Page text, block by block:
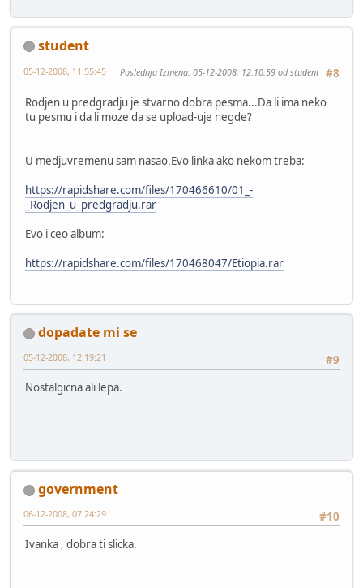
student
#8
05-12-2008, 11:55:45 Poslednja Izmena: 05-12-2008, 12:10:59 od student
Rodjen u predgradju je stvarno dobra pesma...Da li ima neko
tu pesmu i da li moze da se upload-uje negde?
U medjuvremenu sam nasao.Evo linka ako nekom treba:
https://rapidshare.com/files/170466610/01_-
_Rodjen_u_predgradju.rar
Evo i ceo album:
https://rapidshare.com/files/170468047/Etiopia.rar
dopadate mi se
#9
05-12-2008, 12:19:21
Nostalgicna ali lepa.
government
#10
06-12-2008, 07:24:29
Ivanka , dobra ti slicka.